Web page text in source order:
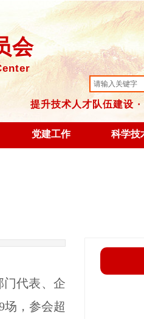
提升技术人才队伍建设 ·
会
党建工作 科学技
门代表、企
场，参会超